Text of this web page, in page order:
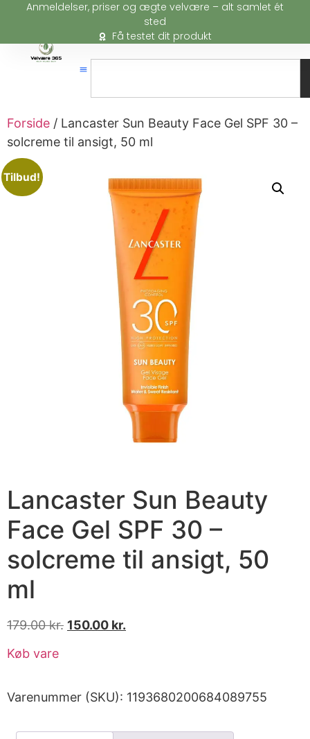
Anmeldelser, priser og ægte velvære – alt samlet ét
sted
Få testet dit produkt
Forside / Lancaster Sun Beauty Face Gel SPF 30 –
solcreme til ansigt, 50 ml
Tilbud!
Lancaster Sun Beauty
Face Gel SPF 30 –
solcreme til ansigt, 50
ml
179.00kr. 150.00 kr.
Køb vare
Varenummer (SKU): 1193680200684089755